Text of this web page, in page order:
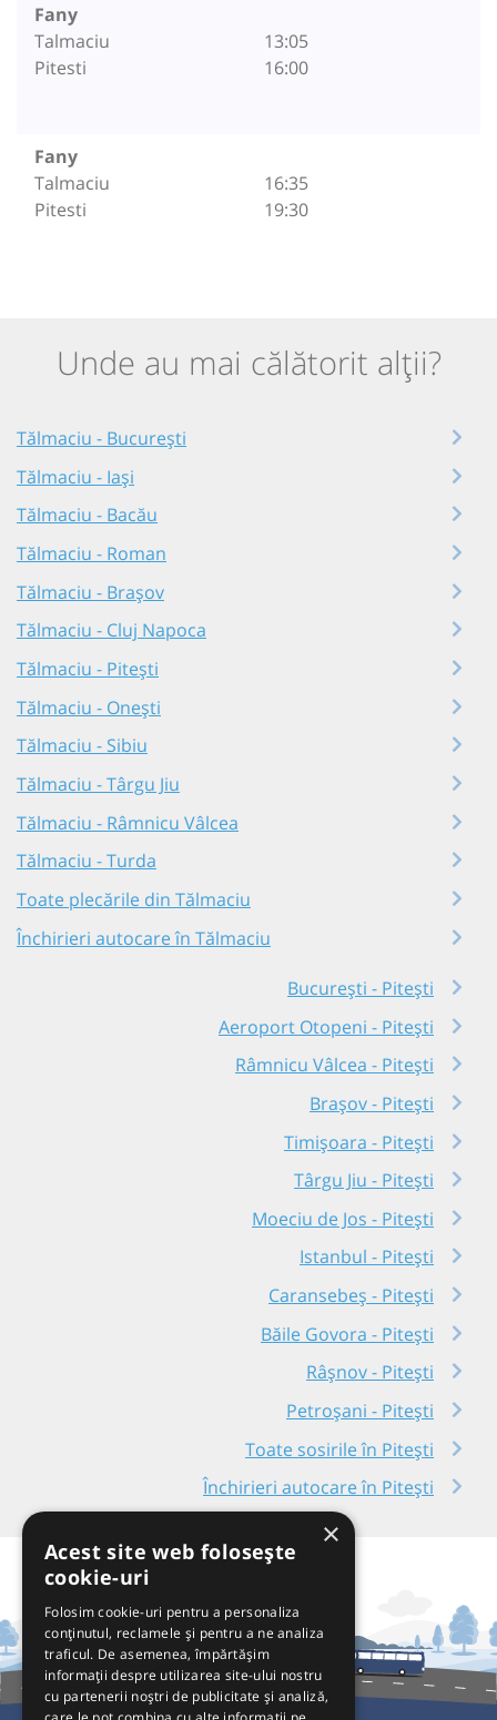
Fany
Talmaciu
Pitesti
13:05
16:00
Fany
Talmaciu
Pitesti
16:35
19:30
Unde au mai călătorit alții?
Tălmaciu - București
Tălmaciu - Iași
Tălmaciu - Bacău
Tălmaciu - Roman
Tălmaciu - Brașov
Tălmaciu - Cluj Napoca
Tălmaciu - Pitești
Tălmaciu - Onești
Tălmaciu - Sibiu
Tălmaciu - Târgu Jiu
Tălmaciu - Râmnicu Vâlcea
Tălmaciu - Turda
Toate plecările din Tălmaciu
Închirieri autocare în Tălmaciu
București - Pitești
Aeroport Otopeni - Pitești
Râmnicu Vâlcea - Pitești
Brașov - Pitești
Timișoara - Pitești
Târgu Jiu - Pitești
Moeciu de Jos - Pitești
Istanbul - Pitești
Caransebeș - Pitești
Băile Govora - Pitești
Râşnov - Pitești
Petroșani - Pitești
Toate sosirile în Pitești
Închirieri autocare în Pitești
×
Acest site web folosește
cookie-uri
Folosim cookie-uri pentru a personaliza
conținutul, reclamele și pentru a ne analiza
traficul. De asemenea, împărtășim
informații despre utilizarea site-ului nostru
cu partenerii noștri de publicitate și analiză,